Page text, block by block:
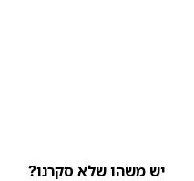
יש משהו שלא סקרנו?